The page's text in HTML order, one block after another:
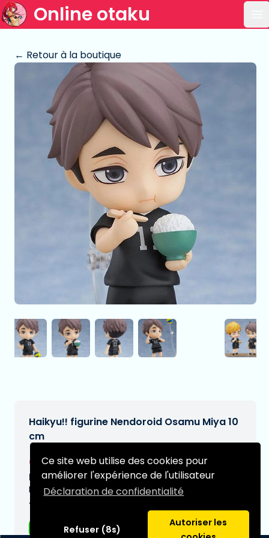
Ce site web utilise des cookies pour
améliorer l'expérience de l'utilisateur
Déclaration de confidentialité
Refuser (8s)
Autoriser les
Online otaku
← Retour à la boutique
Haikyu!! figurine Nendoroid Osamu Miya 10
cm
€49,95 [Sous réserve de modifications]
Date de livraison prévue:
N/A
Type:
Figurines d'anime